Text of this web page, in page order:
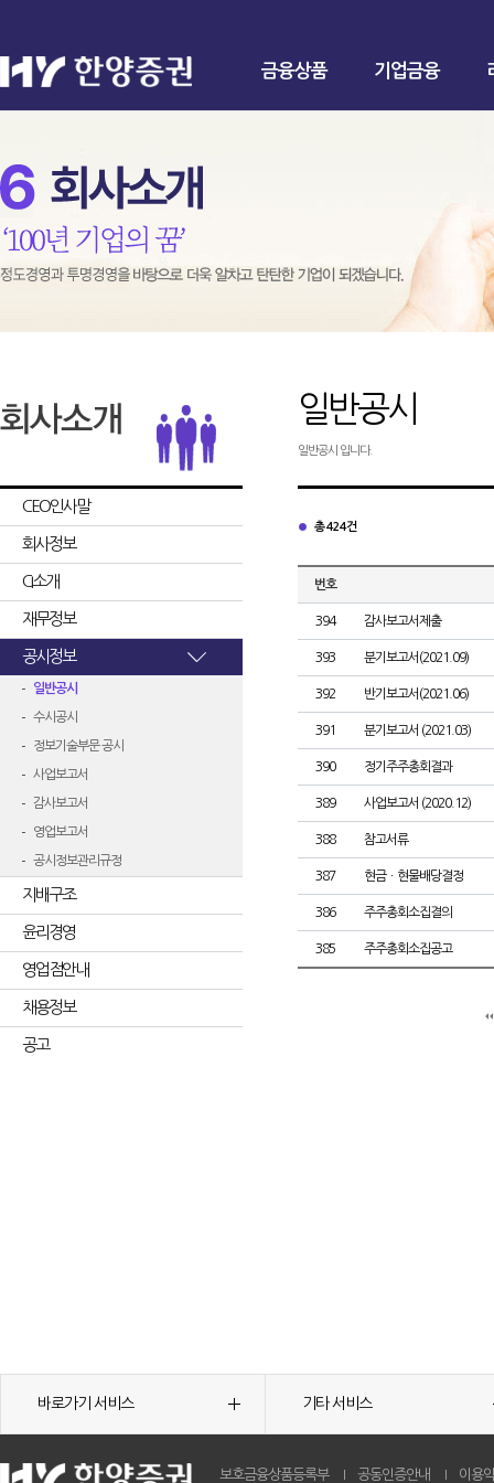
금융상품 기업금융
CEO인사말
회사정보
CI소개
재무정보
공시정보
일반공시
수시공시
정보기술부문 공시
사업보고서
감사보고서
영업보고서
공시정보관리규정
지배구조
윤리경영
영업점안내
채용정보
공고
일반공시
일반공시 입니다.
총 424건
번호
394 감사보고서제출
393 분기보고서(2021.09)
392 반기보고서(2021.06)
391 분기보고서 (2021.03)
390 정기주주총회결과
389 사업보고서 (2020.12)
388 참고서류
387 현금ㆍ현물배당결정
386 주주총회소집결의
385 주주총회소집공고
바로가기 서비스 기타 서비스
보호금융상품등록부 공동인증안내 이용